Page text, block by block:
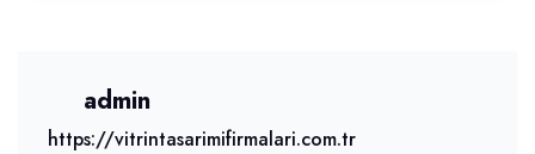
admin
https://vitrintasarimifirmalari.com.tr